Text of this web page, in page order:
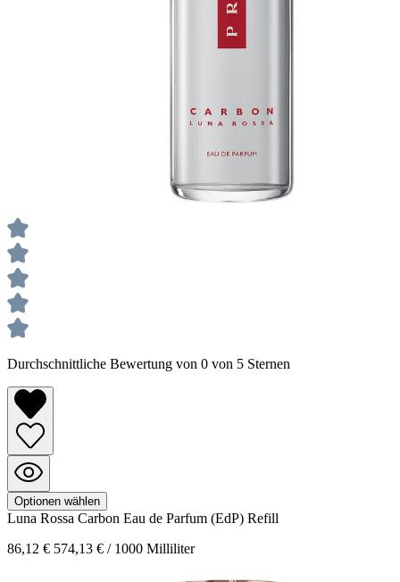
Durchschnittliche Bewertung von 0 von 5 Sternen
Optionen wählen
Luna Rossa Carbon Eau de Parfum (EdP) Refill
86,12 € 574,13 € / 1000 Milliliter